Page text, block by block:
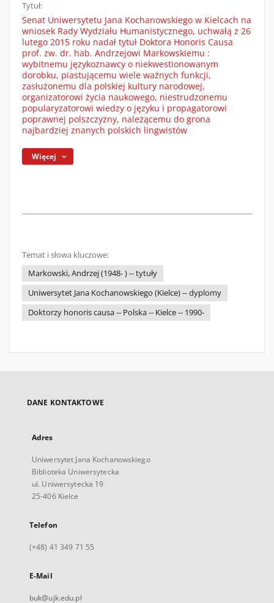
Tytuł:
Senat Uniwersytetu Jana Kochanowskiego w Kielcach na
wniosek Rady Wydziału Humanistycznego, uchwałą z 26
lutego 2015 roku nadał tytuł Doktora Honoris Causa
prof. zw. dr. hab. Andrzejowi Markowskiemu :
wybitnemu językoznawcy o niekwestionowanym
dorobku, piastującemu wiele ważnych funkcji,
zasłużonemu dla polskiej kultury narodowej,
organizatorowi życia naukowego, niestrudzonemu
popularyzatorowi wiedzy o języku i propagatorowi
poprawnej polszczyzny, należącemu do grona
najbardziej znanych polskich lingwistów
Więcej
Temat i słowa kluczowe:
Markowski, Andrzej (1948- ) -- tytuły
Uniwersytet Jana Kochanowskiego (Kielce) -- dyplomy
Doktorzy honoris causa -- Polska -- Kielce -- 1990-
DANE KONTAKTOWE
Adres
Uniwersytet Jana Kochanowskiego
Biblioteka Uniwersytecka
ul. Uniwersytecka 19
25-406 Kielce
Telefon
(+48) 41 349 71 55
E-Mail
buk@ujk.edu.pl